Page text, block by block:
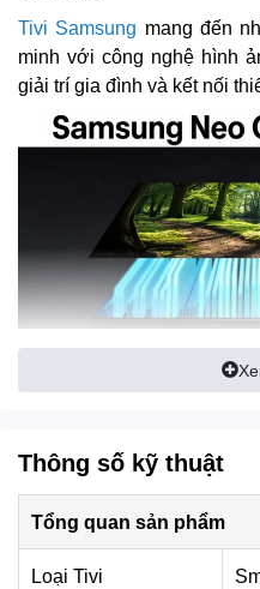
Tivi Samsung mang đến
minh với công nghệ hình
giải trí gia đình và kết nối
Bộ xử lý AI NQ4 thế hệ 2
theo nội dung hiển thị.
Real Depth Enhancer
khung hình sống động, có
Thông số kỹ thuật
Tổng quan sản phẩm
Loại Tivi